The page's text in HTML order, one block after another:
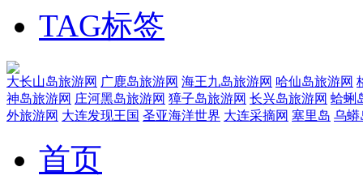
TAG标签
大长山岛旅游网 广鹿岛旅游网 海王九岛旅游网 哈仙岛旅游网
神岛旅游网 庄河黑岛旅游网 獐子岛旅游网 长兴岛旅游网 蛤蜊
外旅游网 大连发现王国 圣亚海洋世界 大连采摘网 塞里岛 乌蟒
首页